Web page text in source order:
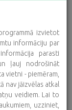
izvietot
informāciju par
parasti
ļauj nodrošināt
vietni - piemēram,
nav jāizvēlas atkal
veidiem. Lai to
uzziniet,